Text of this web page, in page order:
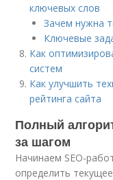
ключевых слов
Зачем нужна
Ключевые
Как
систем
Как улучшить
рейтинга сайта
Полный
за шагом
Начинаем SEO-
определить